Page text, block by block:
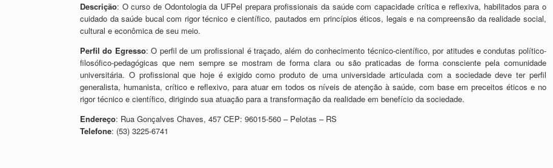
Descrição: O curso de Odontologia da UFPel prepara profissionais da saúde com capacidade crítica e reflexiva, habilitados para o
cuidado da saúde bucal com rigor técnico e científico, pautados em princípios éticos, legais e na compreensão da realidade social,
cultural e econômica de seu meio.
Perfil do Egresso: O perfil de um profissional é traçado, além do conhecimento técnico-científico, por atitudes e condutas político-
filosófico-pedagógicas que nem sempre se mostram de forma clara ou são praticadas de forma consciente pela comunidade
universitária. O profissional que hoje é exigido como produto de uma universidade articulada com a sociedade deve ter perfil
generalista, humanista, crítico e reflexivo, para atuar em todos os níveis de atenção à saúde, com base em preceitos éticos e no
rigor técnico e científico, dirigindo sua atuação para a transformação da realidade em benefício da sociedade.
Endereço: Rua Gonçalves Chaves, 457 CEP: 96015-560 – Pelotas – RS
Telefone: (53) 3225-6741